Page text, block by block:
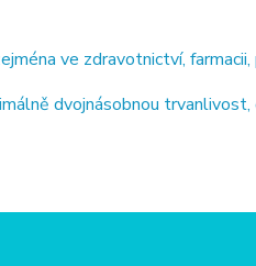
ve zdravotnictví,
dvojnásobnou